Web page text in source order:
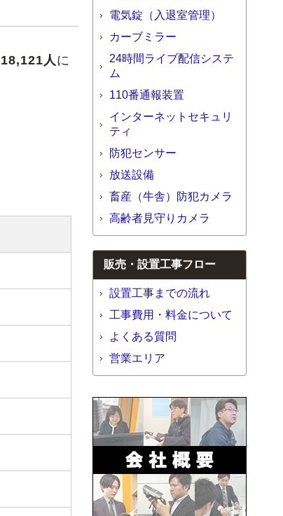
18,121人に
電気錠（入退室管理）
カーブミラー
24時間ライブ配信システ
ム
110番通報装置
インターネットセキュリ
ティ
防犯センサー
放送設備
畜産（牛舎）防犯カメラ
高齢者見守りカメラ
販売・設置工事フロー
設置工事までの流れ
工事費用・料金について
よくある質問
営業エリア